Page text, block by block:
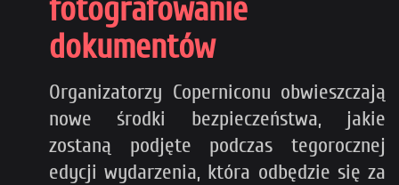
fotografowanie
dokumentów
Organizatorzy Coperniconu obwieszczają
nowe środki bezpieczeństwa, jakie
zostaną podjęte podczas tegorocznej
edycji wydarzenia, która odbędzie się za